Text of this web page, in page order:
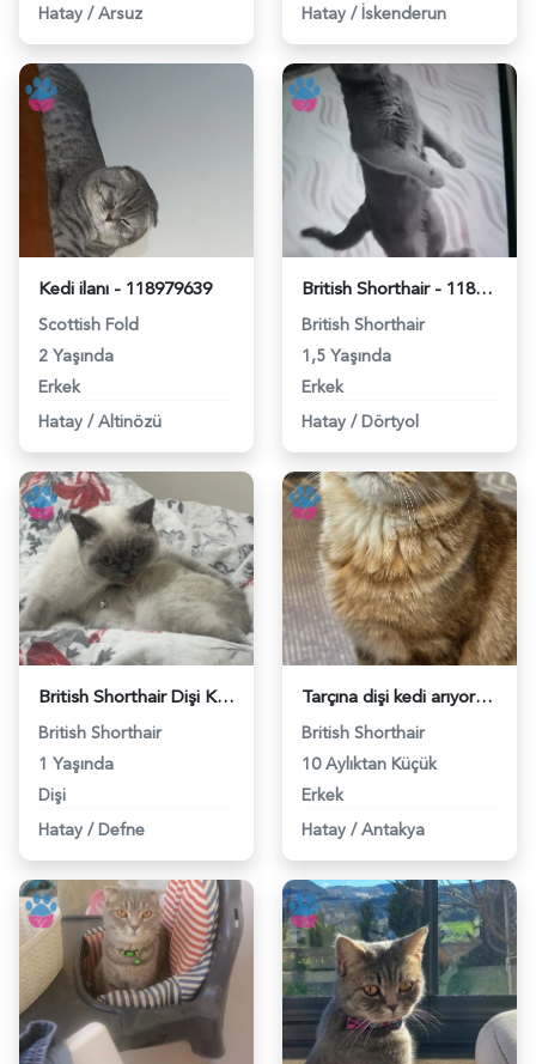
Hatay / Arsuz
Hatay / İskenderun
Kedi ilanı - 118979639
Scottish Fold
2 Yaşında
Erkek
Hatay / Altinözü
British Shorthair - 118979503
British Shorthair
1,5 Yaşında
Erkek
Hatay / Dörtyol
British Shorthair Dişi Kedi - 118978965
British Shorthair
1 Yaşında
Dişi
Hatay / Defne
Tarçına dişi kedi arıyoruz - 118978486
British Shorthair
10 Aylıktan Küçük
Erkek
Hatay / Antakya